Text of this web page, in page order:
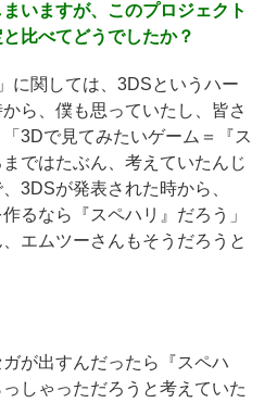
いますが、このプロジェクト
比べてどうでしたか？
に関しては、3DSというハー
ら、僕も思っていたし、皆さ
3Dで見てみたいゲーム＝『ス
ではたぶん、考えていたんじ
3DSが発表された時から、
るなら『スペハリ』だろう」
エムツーさんもそうだろうと
が出すんだったら『スペハ
しゃっただろうと考えていた